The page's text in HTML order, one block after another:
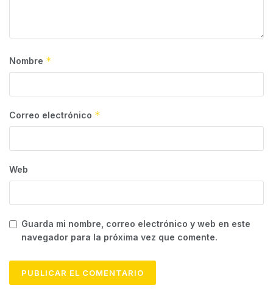
Nombre *
Correo electrónico *
Web
Guarda mi nombre, correo electrónico y web en este
navegador para la próxima vez que comente.